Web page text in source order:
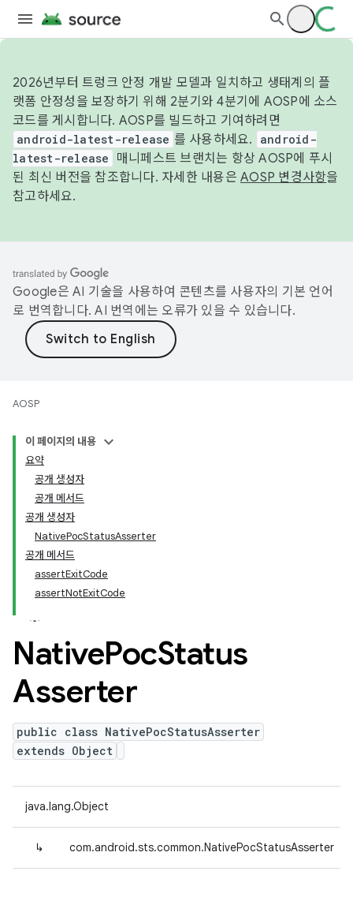
2026년부터 트렁크 안정 개발 모델과 일치하고 생태계의 플
랫폼 안정성을 보장하기 위해 2분기와 4분기에 AOSP에 소스
코드를 게시합니다. AOSP를 빌드하고 기여하려면
android-latest-release 를 사용하세요.
android-
latest-release
매니페스트 브랜치는 항상 AOSP에 푸시
된 최신 버전을 참조합니다. 자세한 내용은 AOSP 변경사항을
참고하세요.
Google은 AI 기술을 사용하여 콘텐츠를 사용자의 기본 언어
로 번역합니다. AI 번역에는 오류가 있을 수 있습니다.
AOSP
이 페이지의 내용
요약
공개 생성자
공개 메서드
공개 생성자
NativePocStatusAsserter
공개 메서드
assertExitCode
assertNotExitCode
NativePocStatus
Asserter
public class NativePocStatusAsserter
extends Object
java.lang.Object
↳ com.android.sts.common.NativePocStatusAsserter